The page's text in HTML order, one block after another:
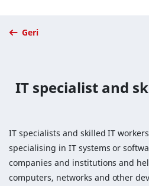
Geri
IT specialist and
IT specialists and skilled IT
specialising in IT systems or
companies and institutions and
computers, networks and other